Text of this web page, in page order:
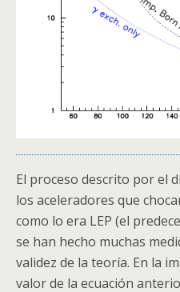
El proceso descrito por el
los aceleradores que
como lo era LEP (el
se han hecho muchas
validez de la teoría. En la
valor de la ecuación